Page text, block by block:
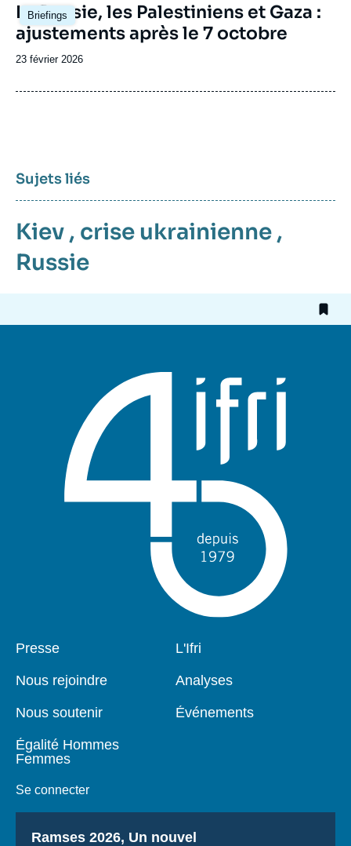
Briefings
Image
principale
La Russie, les Palestiniens et Gaza :
ajustements après le 7 octobre
Date
publication
23 février 2026
Sujets liés
Kiev , crise ukrainienne ,
Russie
Pied
Presse
Nous rejoindre
Nous soutenir
Égalité Hommes
Femmes
Se connecter
Navigation
L'Ifri
Analyses
Événements
Titre
Ramses 2026, Un nouvel